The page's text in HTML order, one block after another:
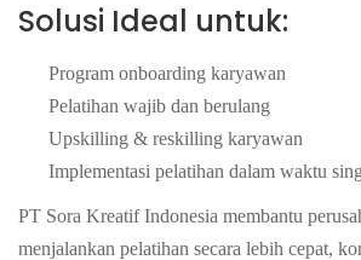
Solusi Ideal untuk:
Program onboarding karyawan
Pelatihan wajib dan berulang
Upskilling & reskilling karyawan
Implementasi pelatihan dalam waktu
PT Sora Kreatif Indonesia membantu
menjalankan pelatihan secara lebih cepat,